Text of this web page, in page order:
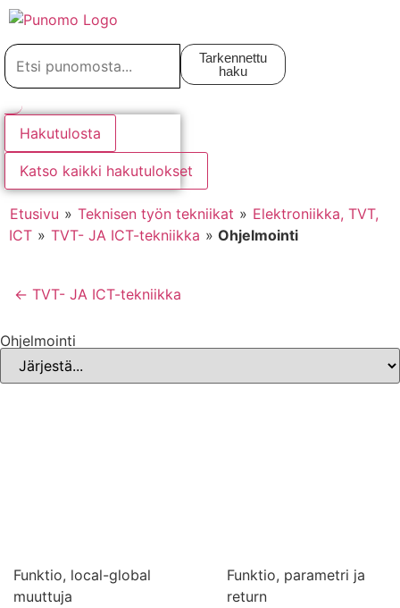
Hakutulosta
Katso kaikki hakutulokset
Tarkennettu
haku
Etusivu » Teknisen työn tekniikat » Elektroniikka, TVT,
ICT » TVT- JA ICT-tekniikka » Ohjelmointi
← TVT- JA ICT-tekniikka
Ohjelmointi
Funktio, local-global
muuttuja
Funktio, parametri ja
return